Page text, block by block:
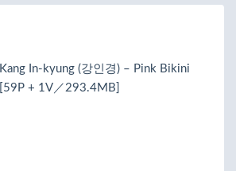
Kang In-kyung (강인경) – Pink Bikini
[59P + 1V／293.4MB]